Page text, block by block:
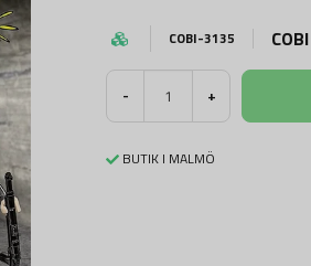
COBI-3135 COBI
- +
BUTIK I MALMÖ